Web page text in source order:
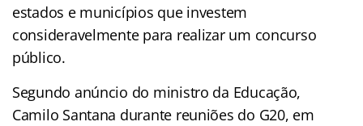
estados e municípios que investem
consideravelmente para realizar um concurso
público.
Segundo anúncio do ministro da Educação,
Camilo Santana durante reuniões do G20, em